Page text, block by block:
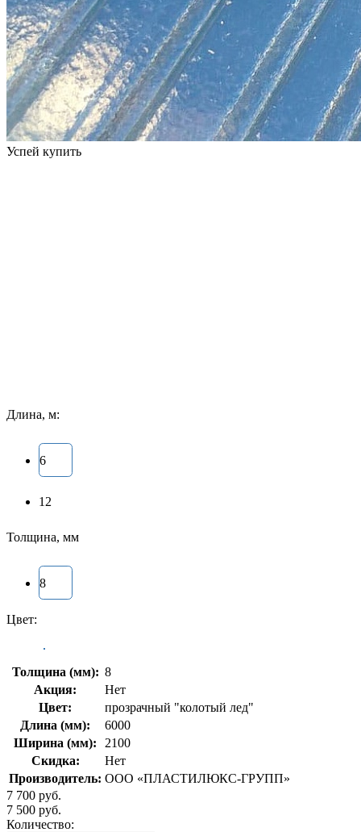
Успей купить
Длина, м:
6
12
Толщина, мм
8
Цвет:
Толщина (мм): 8
Акция:
Нет
Цвет:
прозрачный "колотый лед"
Длина (мм):
6000
Ширина (мм):
2100
Скидка:
Нет
Производитель: ООО «ПЛАСТИЛЮКС-ГРУПП»
7 700 руб.
7 500 руб.
Количество: